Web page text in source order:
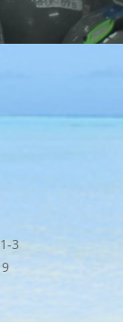
3